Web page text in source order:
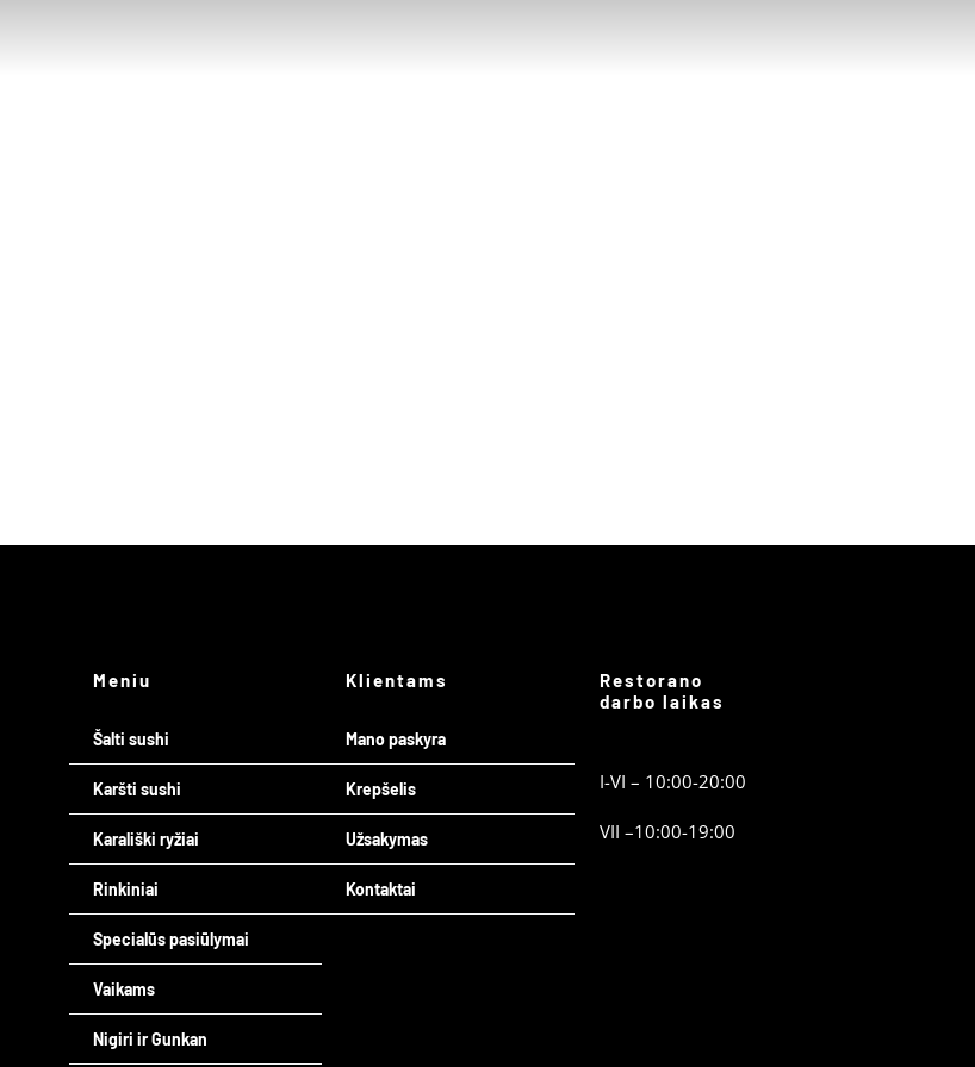
Meniu
Šalti sushi
Karšti sushi
Karališki ryžiai
Rinkiniai
Specialūs pasiūlymai
Vaikams
Nigiri ir Gunkan
Klientams
Mano paskyra
Krepšelis
Užsakymas
Kontaktai
Restorano
darbo laikas
I-VI – 10:00-20:00
VII –10:00-19:00